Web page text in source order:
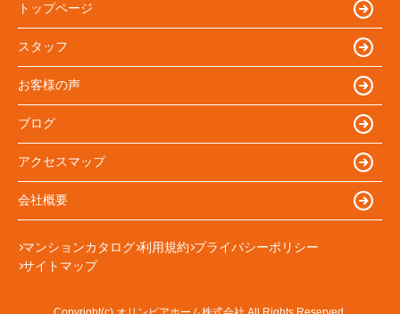
トップページ
スタッフ
お客様の声
ブログ
アクセスマップ
会社概要
マンションカタログ 利用規約 プライバシーポリシー
サイトマップ